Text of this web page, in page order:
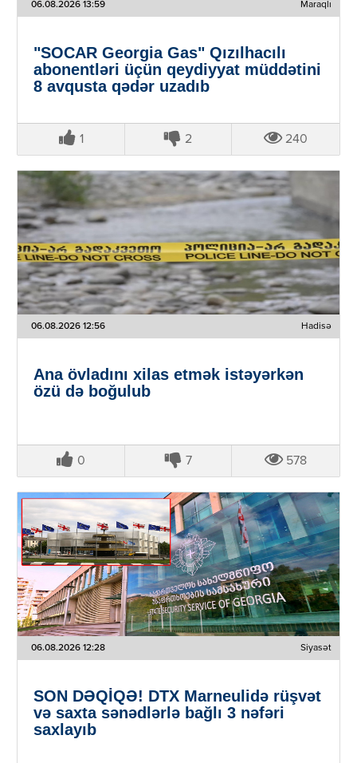
06.08.2026 13:59 Maraqlı
"SOCAR Georgia Gas" Qızılhacılı
abonentləri üçün qeydiyyat müddətini
8 avqusta qədər uzadıb
1 2 240
06.08.2026 12:56 Hadisə
Ana övladını xilas etmək istəyərkən
özü də boğulub
0 7 578
06.08.2026 12:28 Siyasət
SON DƏQİQƏ! DTX Marneulidə rüşvət
və saxta sənədlərlə bağlı 3 nəfəri
saxlayıb